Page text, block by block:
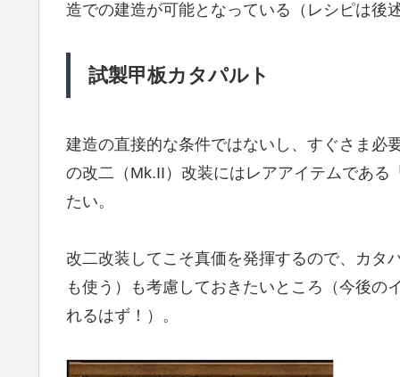
造での建造が可能となっている（レシピは後
試製甲板カタパルト
建造の直接的な条件ではないし、すぐさま必
の改二（Mk.II）改装にはレアアイテムである
たい。
改二改装してこそ真価を発揮するので、カタ
も使う）も考慮しておきたいところ（今後の
れるはず！）。